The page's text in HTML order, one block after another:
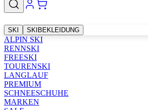
SKI SKIBEKLEIDUNG
ALPIN SKI
RENNSKI
FREESKI
TOURENSKI
LANGLAUF
PREMIUM
SCHNEESCHUHE
MARKEN